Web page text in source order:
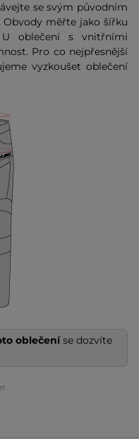
se svým původním
měřte jako šířku
oblečení s vnitřními
Pro co nejpřesnější
vyzkoušet oblečení
oblečeníse dozvíte